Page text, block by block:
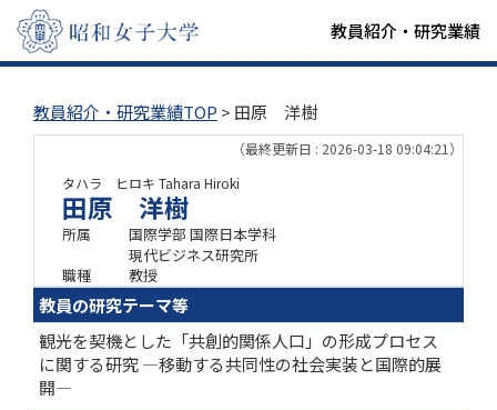
教員紹介・研究業績
教員紹介・研究業績TOP > 田原 洋樹
（最終更新日 : 2026-03-18 09:04:21）
タハラ ヒロキ Tahara Hiroki
田原 洋樹
所属
国際学部 国際日本学科
現代ビジネス研究所
職種
教授
教員の研究テーマ等
観光を契機とした「共創的関係人口」の形成プロセス
に関する研究 —移動する共同性の社会実装と国際的展
開—